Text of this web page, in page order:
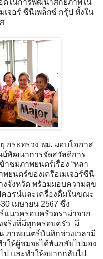
ดในการพัฒนาศักยภาพใน
เจอร์ ซีนีเพล็กซ์ กรุ้ป ทั้งใน
กระทรวง พม. มอบโอกาส
ย์พัฒนาการจัดสวัสดิการ
าชมภาพยนตร์เรื่อง “หลา
พยนตร์ของเครือเมเจอร์ซีนี
งจังหวัด พร้อมมอบความสุข
อรน์และเครื่องดื่มในขณะ
เมษายน 2567 ซึ่ง
แนวครอบครัวดราม่าจาก
จริงที่มีทุกครอบครัว มี
ภาพยนตร์บันทึกช่วงเวลามี
ำให้ผู้ชมจะได้หันกลับไปมอง
ป และทำให้อยากกลับไป